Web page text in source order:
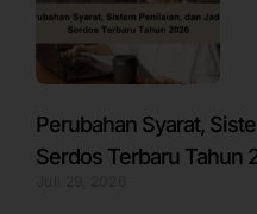
Perubahan Syarat,
Serdos Terbaru Tahun